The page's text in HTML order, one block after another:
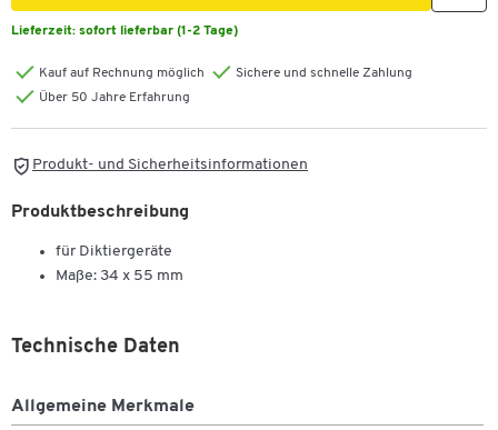
Lieferzeit: sofort lieferbar (1-2 Tage)
Kauf auf Rechnung möglich
Sichere und schnelle Zahlung
Über 50 Jahre Erfahrung
Produkt- und Sicherheitsinformationen
Produktbeschreibung
für Diktiergeräte
Maße: 34 x 55 mm
Technische Daten
Allgemeine Merkmale